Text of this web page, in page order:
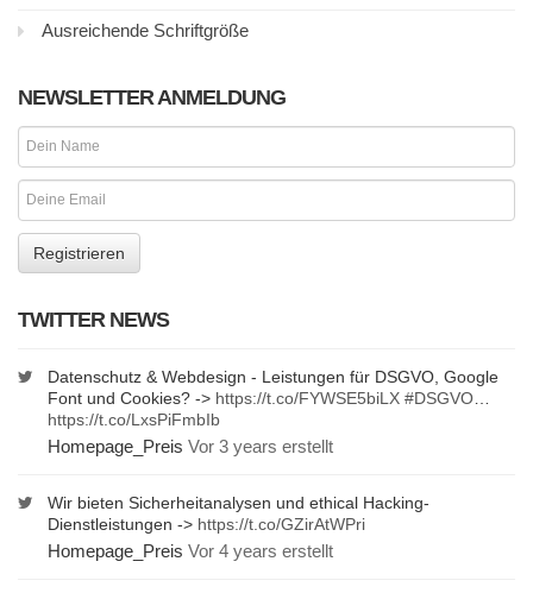
Ausreichende Schriftgröße
NEWSLETTER ANMELDUNG
TWITTER NEWS
Datenschutz & Webdesign - Leistungen für DSGVO, Google
Font und Cookies? -> https://t.co/FYWSE5biLX #DSGVO
https://t.co/LxsPiFmbIb
Homepage_Preis Vor 3 years erstellt
Wir bieten Sicherheitanalysen und ethical Hacking-
Dienstleistungen -> https://t.co/GZirAtWPri
Homepage_Preis Vor 4 years erstellt